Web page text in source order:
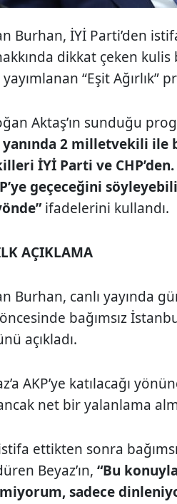
Burhan, İYİ Parti’den
dikkat çeken
“Eşit Ağırlık”
Aktaş’ın sunduğu
yanında 2 milletvekili ile
İYİ Parti ve CHP’den.
geçeceğini
ifadelerini kullandı.
AÇIKLAMA
Burhan, canlı yayında
bağımsız
açıkladı.
AKP’ye katılacağı
net bir yalanlama
ettikten sonra
Beyaz’ın, “Bu
sadece